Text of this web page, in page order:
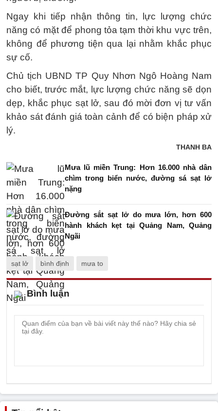
Ngay khi tiếp nhận thông tin, lực lượng chức
năng có mặt để phong tỏa tạm thời khu vực trên,
không để phương tiện qua lại nhằm khắc phục
sự cố.
Chủ tịch UBND TP Quy Nhơn Ngô Hoàng Nam
cho biết, trước mắt, lực lượng chức năng sẽ dọn
dẹp, khắc phục sạt lở, sau đó mời đơn vị tư vấn
khảo sát đánh giá toàn cảnh để có biện pháp xử
lý.
THANH BA
Mưa lũ miền Trung: Hơn 16.000 nhà dân
chìm trong biển nước, đường sá sạt lở
nặng
Đường sắt sạt lở do mưa lớn, hơn 600
hành khách kẹt tại Quảng Nam, Quảng
Ngãi
sạt lở bình định mưa to
Bình luận